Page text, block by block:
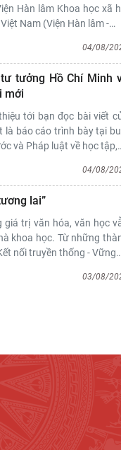
Hàn lâm Khoa học xã
Nam (Viện Hàn lâm -…
04/08/
tưởng Hồ Chí Minh
mới
tới bạn đọc bài viết
là báo cáo trình bày tại
và Pháp luật về học tập,
04/08/
lai”
trị văn hóa, văn học
khoa học. Từ những
nối truyền thống - Vững…
03/08/